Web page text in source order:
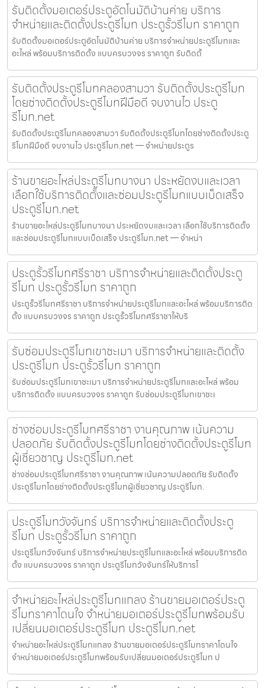
รับติดตั้งมอเตอร์ประตูอัตโนมัติบ้านค่าย บริการ
จำหน่ายและติดตั้งประตูรีโมท ประตูรั้วรีโมท ราคาถูก
รับติดตั้งมอเตอร์ประตูอัตโนมัติบ้านค่าย บริการจำหน่ายประตูรีโมทและ
อะไหล่ พร้อมบริการติดตั้ง แบบครบวงจร ราคาถูก รับติดตั้
รับติดตั้งประตูรีโมทคลองสามวา รับติดตั้งประตูรีโมท
โดยช่างติดตั้งประตูรีโมทฝีมือดี จบงานไว ประตู
รีโมท.net
รับติดตั้งประตูรีโมทคลองสามวา รับติดตั้งประตูรีโมทโดยช่างติดตั้งประตู
รีโมทฝีมือดี จบงานไว ประตูรีโมท.net — จำหน่ายประตูร
ร้านขายอะไหล่ประตูรีโมทบางนา ประหยัดงบและเวลา
เลือกใช้บริการติดตั้งและซ่อมประตูรีโมทแบบเบ็ดเสร็จ
ประตูรีโมท.net
ร้านขายอะไหล่ประตูรีโมทบางนา ประหยัดงบและเวลา เลือกใช้บริการติดตั้ง
และซ่อมประตูรีโมทแบบเบ็ดเสร็จ ประตูรีโมท.net — จำหน่า
ประตูรั้วรีโมทศรีราชา บริการจำหน่ายและติดตั้งประตู
รีโมท ประตูรั้วรีโมท ราคาถูก
ประตูรั้วรีโมทศรีราชา บริการจำหน่ายประตูรีโมทและอะไหล่ พร้อมบริการติด
ตั้ง แบบครบวงจร ราคาถูก ประตูรั้วรีโมทศรีราชาให้บริ
รับซ่อมประตูรีโมทเขาชะเมา บริการจำหน่ายและติดตั้ง
ประตูรีโมท ประตูรั้วรีโมท ราคาถูก
รับซ่อมประตูรีโมทเขาชะเมา บริการจำหน่ายประตูรีโมทและอะไหล่ พร้อม
บริการติดตั้ง แบบครบวงจร ราคาถูก รับซ่อมประตูรีโมทเขาชะเ
ช่างซ่อมประตูรีโมทศรีราชา งานคุณภาพ เน้นความ
ปลอดภัย รับติดตั้งประตูรีโมทโดยช่างติดตั้งประตูรีโมท
ผู้เชี่ยวชาญ ประตูรีโมท.net
ช่างซ่อมประตูรีโมทศรีราชา งานคุณภาพ เน้นความปลอดภัย รับติดตั้ง
ประตูรีโมทโดยช่างติดตั้งประตูรีโมทผู้เชี่ยวชาญ ประตูรีโมท.
ประตูรีโมทวังจันทร์ บริการจำหน่ายและติดตั้งประตู
รีโมท ประตูรั้วรีโมท ราคาถูก
ประตูรีโมทวังจันทร์ บริการจำหน่ายประตูรีโมทและอะไหล่ พร้อมบริการติด
ตั้ง แบบครบวงจร ราคาถูก ประตูรีโมทวังจันทร์ให้บริการโ
จำหน่ายอะไหล่ประตูรีโมทแกลง ร้านขายมอเตอร์ประตู
รีโมทราคาโดนใจ จำหน่ายมอเตอร์ประตูรีโมทพร้อมรับ
เปลี่ยนมอเตอร์ประตูรีโมท ประตูรีโมท.net
จำหน่ายอะไหล่ประตูรีโมทแกลง ร้านขายมอเตอร์ประตูรีโมทราคาโดนใจ
จำหน่ายมอเตอร์ประตูรีโมทพร้อมรับเปลี่ยนมอเตอร์ประตูรีโมท ป